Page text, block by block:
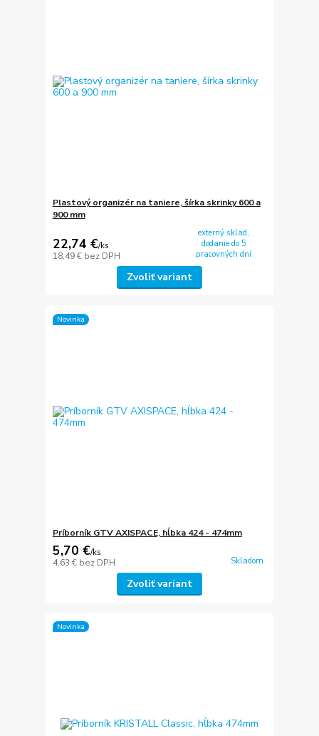
Plastový organizér na taniere, šírka skrinky 600 a
900 mm
22,74 €/ks
18,49 € bez DPH
externý sklad,
dodanie do 5
pracovných dní
Zvoliť variant
Novinka
Príborník GTV AXISPACE, hĺbka 424 - 474mm
5,70 €/ks
4,63 € bez DPH Skladom
Zvoliť variant
Novinka